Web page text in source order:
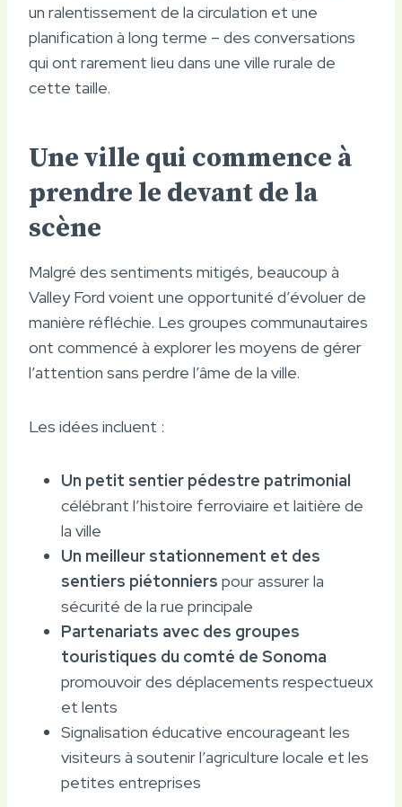
un ralentissement de la circulation et une
planification à long terme – des conversations
qui ont rarement lieu dans une ville rurale de
cette taille.
Une ville qui commence à
prendre le devant de la
scène
Malgré des sentiments mitigés, beaucoup à
Valley Ford voient une opportunité d’évoluer de
manière réfléchie. Les groupes communautaires
ont commencé à explorer les moyens de gérer
l’attention sans perdre l’âme de la ville.
Les idées incluent :
Un petit sentier pédestre patrimonial
célébrant l’histoire ferroviaire et laitière de
la ville
Un meilleur stationnement et des
sentiers piétonniers pour assurer la
sécurité de la rue principale
Partenariats avec des groupes
touristiques du comté de Sonoma
promouvoir des déplacements respectueux
et lents
Signalisation éducative encourageant les
visiteurs à soutenir l’agriculture locale et les
petites entreprises